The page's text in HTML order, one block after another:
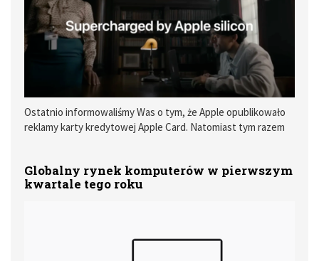
Ostatnio informowaliśmy Was o tym, że Apple opublikowało
reklamy karty kredytowej Apple Card. Natomiast tym razem
Globalny rynek komputerów w pierwszym
kwartale tego roku